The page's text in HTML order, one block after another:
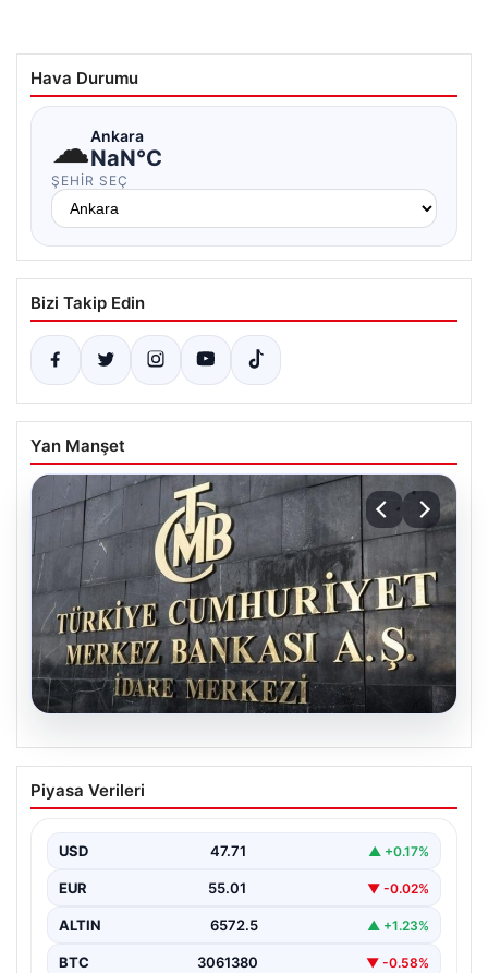
Hava Durumu
☁Ankara
NaN°C
ŞEHIR SEÇ
Bizi Takip Edin
Yan Manşet
05.08.2026
Merkez Bankası Nisan Ayı Faiz Kararı Ne
Zaman Açıklanacak? Ekonomistlerin
Türkiye Cumhuriyet Merkez Bankası (TCMB) Para
üzere…
Piyasa Verileri
USD 47.71 ▲ +0.17%
EUR 55.01 ▼ -0.02%
ALTIN 6572.5 ▲ +1.23%
BTC 3061380 ▼ -0.58%